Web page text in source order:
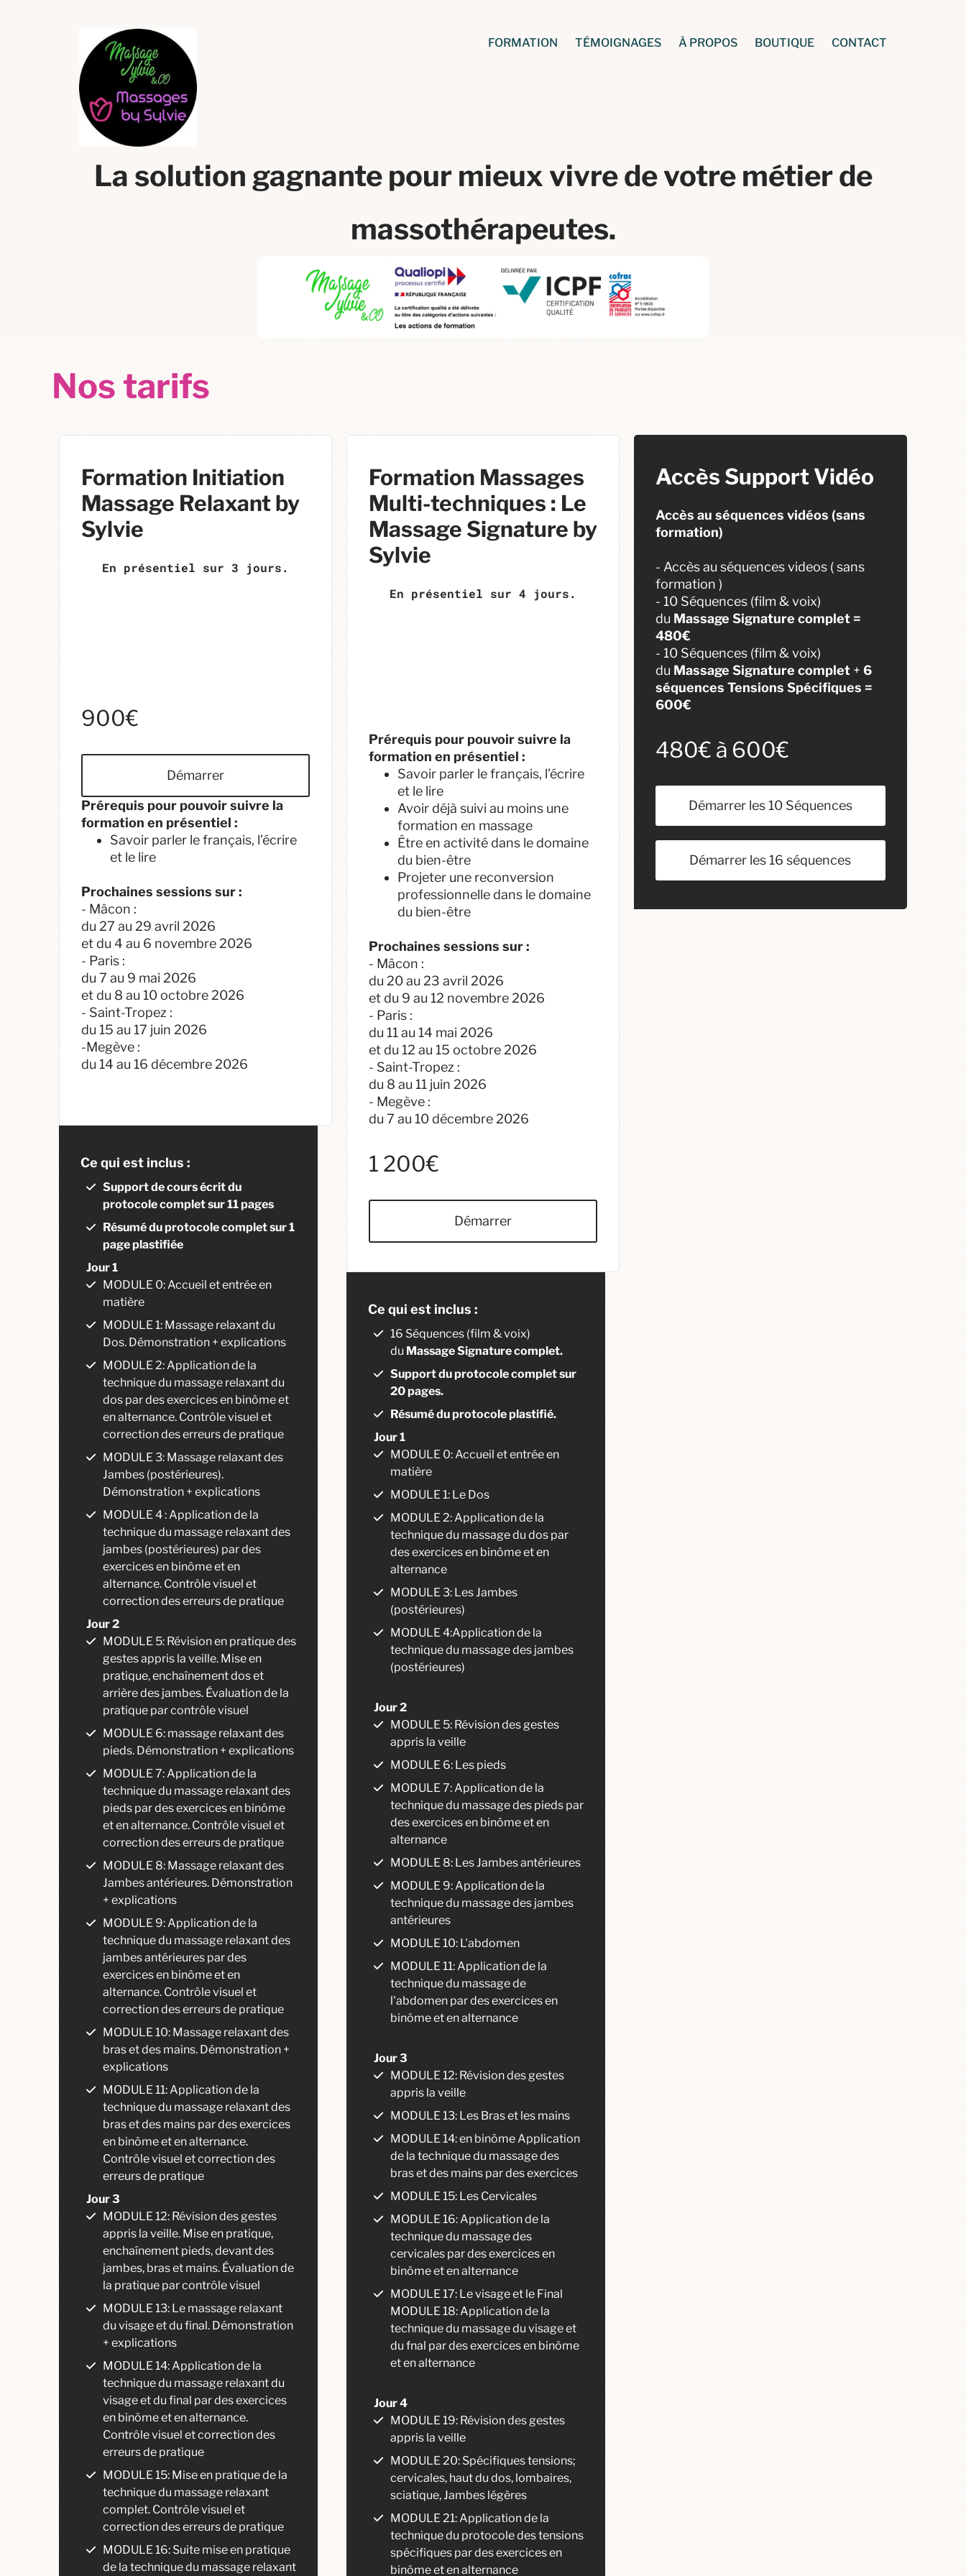
FORMATION TÉMOIGNAGES À PROPOS BOUTIQUE CONTACT
La solution gagnante pour mieux vivre de votre métier de
massothérapeutes.
Nos tarifs
Formation Initiation
Massage Relaxant by
Sylvie
En présentiel sur 3 jours.
900€
Démarrer
Prérequis pour pouvoir suivre la
formation en présentiel :
Savoir parler le français, l’écrire
et le lire
Prochaines sessions sur :
- Mâcon :
du 27 au 29 avril 2026
et du 4 au 6 novembre 2026
- Paris :
du 7 au 9 mai 2026
et du 8 au 10 octobre 2026
- Saint-Tropez :
du 15 au 17 juin 2026
-Megève :
du 14 au 16 décembre 2026
Ce qui est inclus :
Support de cours écrit du
protocole complet sur 11 pages
Résumé du protocole complet sur 1
page plastifiée
Jour 1
MODULE 0: Accueil et entrée en
matière
MODULE 1: Massage relaxant du
Dos. Démonstration + explications
MODULE 2: Application de la
technique du massage relaxant du
dos par des exercices en binôme et
en alternance. Contrôle visuel et
correction des erreurs de pratique
MODULE 3: Massage relaxant des
Jambes (postérieures).
Démonstration + explications
MODULE 4 : Application de la
technique du massage relaxant des
jambes (postérieures) par des
exercices en binôme et en
alternance. Contrôle visuel et
correction des erreurs de pratique
Jour 2
MODULE 5: Révision en pratique des
gestes appris la veille. Mise en
pratique, enchaînement dos et
arrière des jambes. Évaluation de la
pratique par contrôle visuel
MODULE 6: massage relaxant des
pieds. Démonstration + explications
MODULE 7: Application de la
technique du massage relaxant des
pieds par des exercices en binôme
et en alternance. Contrôle visuel et
correction des erreurs de pratique
MODULE 8: Massage relaxant des
Jambes antérieures. Démonstration
+ explications
MODULE 9: Application de la
technique du massage relaxant des
jambes antérieures par des
exercices en binôme et en
alternance. Contrôle visuel et
correction des erreurs de pratique
MODULE 10: Massage relaxant des
bras et des mains. Démonstration +
explications
MODULE 11: Application de la
technique du massage relaxant des
bras et des mains par des exercices
en binôme et en alternance.
Contrôle visuel et correction des
erreurs de pratique
Jour 3
MODULE 12: Révision des gestes
appris la veille. Mise en pratique,
enchaînement pieds, devant des
jambes, bras et mains. Évaluation de
la pratique par contrôle visuel
MODULE 13: Le massage relaxant
du visage et du final. Démonstration
+ explications
MODULE 14: Application de la
technique du massage relaxant du
visage et du final par des exercices
en binôme et en alternance.
Contrôle visuel et correction des
erreurs de pratique
MODULE 15: Mise en pratique de la
technique du massage relaxant
complet. Contrôle visuel et
correction des erreurs de pratique
MODULE 16: Suite mise en pratique
de la technique du massage relaxant
Formation Massages
Multi-techniques : Le
Massage Signature by
Sylvie
En présentiel sur 4 jours.
Prérequis pour pouvoir suivre la
formation en présentiel :
Savoir parler le français, l’écrire
et le lire
Avoir déjà suivi au moins une
formation en massage
Être en activité dans le domaine
du bien-être
Projeter une reconversion
professionnelle dans le domaine
du bien-être
Prochaines sessions sur :
- Mâcon :
du 20 au 23 avril 2026
et du 9 au 12 novembre 2026
- Paris :
du 11 au 14 mai 2026
et du 12 au 15 octobre 2026
- Saint-Tropez :
du 8 au 11 juin 2026
- Megève :
du 7 au 10 décembre 2026
1 200€
Démarrer
Ce qui est inclus :
16 Séquences (film & voix)
du Massage Signature complet.
Support du protocole complet sur
20 pages.
Résumé du protocole plastifié.
Jour 1
MODULE 0: Accueil et entrée en
matière
MODULE 1: Le Dos
MODULE 2: Application de la
technique du massage du dos par
des exercices en binôme et en
alternance
MODULE 3: Les Jambes
(postérieures)
MODULE 4:Application de la
technique du massage des jambes
(postérieures)
Jour 2
MODULE 5: Révision des gestes
appris la veille
MODULE 6: Les pieds
MODULE 7: Application de la
technique du massage des pieds par
des exercices en binôme et en
alternance
MODULE 8: Les Jambes antérieures
MODULE 9: Application de la
technique du massage des jambes
antérieures
MODULE 10: L'abdomen
MODULE 11: Application de la
technique du massage de
l'abdomen par des exercices en
binôme et en alternance
Jour 3
MODULE 12: Révision des gestes
appris la veille
MODULE 13: Les Bras et les mains
MODULE 14: en binôme Application
de la technique du massage des
bras et des mains par des exercices
MODULE 15: Les Cervicales
MODULE 16: Application de la
technique du massage des
cervicales par des exercices en
binôme et en alternance
MODULE 17: Le visage et le Final
MODULE 18: Application de la
technique du massage du visage et
du fnal par des exercices en binôme
et en alternance
Jour 4
MODULE 19: Révision des gestes
appris la veille
MODULE 20: Spécifiques tensions;
cervicales, haut du dos, lombaires,
sciatique, Jambes légères
MODULE 21: Application de la
technique du protocole des tensions
spécifiques par des exercices en
binôme et en alternance
Accès Support Vidéo
Accès au séquences vidéos (sans
formation)
- Accès au séquences videos ( sans
formation )
- 10 Séquences (film & voix)
du Massage Signature complet =
480€
- 10 Séquences (film & voix)
du Massage Signature complet + 6
séquences Tensions Spécifiques =
600€
480€ à 600€
Démarrer les 10 Séquences
Démarrer les 16 séquences